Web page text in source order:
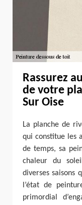
Rassurez
de votre
Sur Oise
La planche de
qui constitue les
de temps, sa
chaleur du
diverses saisons
l’état de
primordial